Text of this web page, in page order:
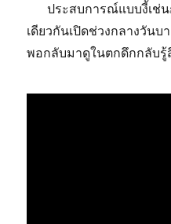
ประสบการณ์แบบงี้เช่
เดียวกันเปิดช่วงกลางวันบ
พอกลับมาดูในตกดึกกลับ